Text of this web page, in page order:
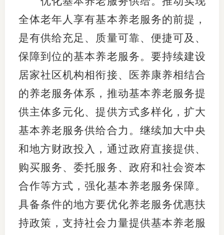
全体老年人享有基本养老服务的前提，
是有供给充足、质量可靠、便捷可及、
保障到位的基本养老服务。要持续建设
居家社区机构相衔接、医养康养相结合
的养老服务体系，推动基本养老服务提
供主体多元化、提供方式多样化，扩大
基本养老服务供给合力。继续加大中央
和地方财政投入，通过政府直接提供、
购买服务、委托服务、政府和社会资本
合作等方式，强化基本养老服务保障。
具备条件的地方要优化养老服务优惠扶
持政策，支持社会力量提供基本养老服